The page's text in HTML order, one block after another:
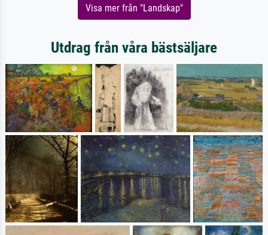
Visa mer från "Landskap"
Utdrag från våra bästsäljare